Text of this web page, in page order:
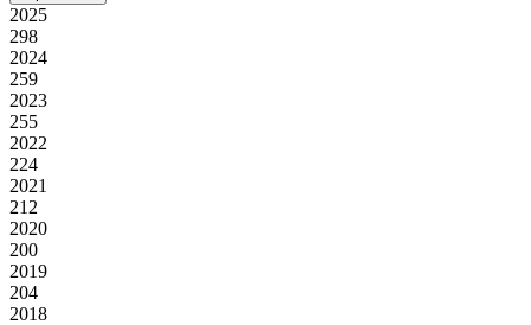
2025
298
2024
259
2023
255
2022
224
2021
212
2020
200
2019
204
2018